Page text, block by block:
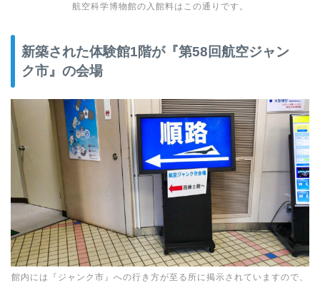
航空科学博物館の入館料はこの通りです。
新築された体験館1階が『第58回航空ジャン
ク市』の会場
館内には『ジャンク市』への行き方が至る所に掲示されていますので、